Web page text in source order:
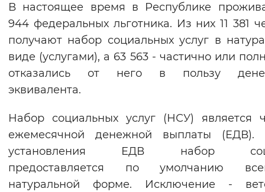
Включены Выключены
Звуковой ассистент
Воспроизвести Остановить
В настоящее время в Республике
944 федеральных льготника. Из них 11 381
получают набор социальных услуг в
виде (услугами), а 63 563 - частично или
отказались от него в пользу
эквивалента.
Набор социальных услуг (НСУ) является
ежемесячной денежной выплаты (ЕДВ).
установления ЕДВ набор
предоставляется по умолчанию
натуральной форме. Исключение -